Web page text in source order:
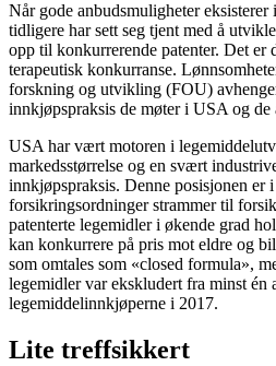
Når gode anbudsmuligheter
tidligere har sett seg tjent med å
opp til konkurrerende patenter. Det er
terapeutisk konkurranse.
forskning og utvikling (FOU)
innkjøpspraksis de møter i USA og de
USA har vært motoren i
markedsstørrelse og en svært
innkjøpspraksis. Denne posisjonen er
forsikringsordninger strammer til
patenterte legemidler i økende grad
kan konkurrere på pris mot eldre og
som omtales som «closed formula»,
legemidler var ekskludert fra minst én
legemiddelinnkjøperne i 2017.
Lite treffsikkert